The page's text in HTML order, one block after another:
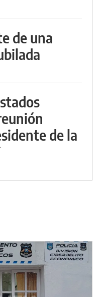
de una
de la